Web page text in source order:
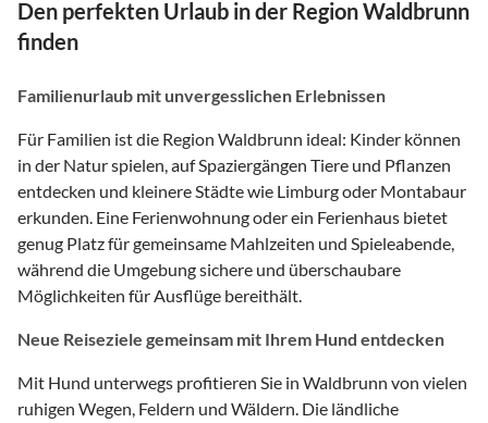
Den perfekten Urlaub in der Region Waldbrunn
finden
Familienurlaub mit unvergesslichen Erlebnissen
Für Familien ist die Region Waldbrunn ideal: Kinder können
in der Natur spielen, auf Spaziergängen Tiere und Pflanzen
entdecken und kleinere Städte wie Limburg oder Montabaur
erkunden. Eine Ferienwohnung oder ein Ferienhaus bietet
genug Platz für gemeinsame Mahlzeiten und Spieleabende,
während die Umgebung sichere und überschaubare
Möglichkeiten für Ausflüge bereithält.
Neue Reiseziele gemeinsam mit Ihrem Hund entdecken
Mit Hund unterwegs profitieren Sie in Waldbrunn von vielen
ruhigen Wegen, Feldern und Wäldern. Die ländliche